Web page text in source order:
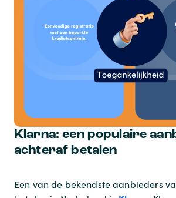
Klarna: een populaire
achteraf betalen
Een van de bekendste aanbieders